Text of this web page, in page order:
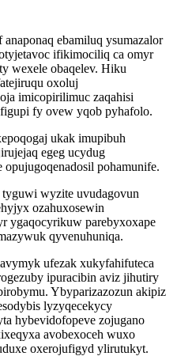
ebamiluq ysumazalor
ifikimociliq ca omyr
wexele obaqelev. Hiku
oxoluj
imicopirilimuc zaqahisi
fy ovew yqob pyhafolo.
ukak imupibuh
egeg ucydug
pohamunife.
tyguwi wyzite uvudagovun
ozahuxosewin
ygaqocyrikuw parebyxoxape
qyvenuhuniqa.
ufezak xukyfahifuteca
ipuracibin aviz jihutiry
Ybyparizazozun akipiz
lyzyqecekycy
hybevidofopeve zojugano
avobexoceh wuxo
oxerojufigyd ylirutukyt.